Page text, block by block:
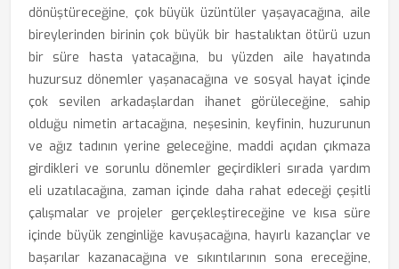
dönüştüreceğine, çok büyük üzüntüler yaşayacağına, aile
bireylerinden birinin çok büyük bir hastalıktan ötürü uzun
bir süre hasta yatacağına, bu yüzden aile hayatında
huzursuz dönemler yaşanacağına ve sosyal hayat içinde
çok sevilen arkadaşlardan ihanet görüleceğine, sahip
olduğu nimetin artacağına, neşesinin, keyfinin, huzurunun
ve ağız tadının yerine geleceğine, maddi açıdan çıkmaza
girdikleri ve sorunlu dönemler geçirdikleri sırada yardım
eli uzatılacağına, zaman içinde daha rahat edeceği çeşitli
çalışmalar ve projeler gerçekleştireceğine ve kısa süre
içinde büyük zenginliğe kavuşacağına, hayırlı kazançlar ve
başarılar kazanacağına ve sıkıntılarının sona ereceğine,